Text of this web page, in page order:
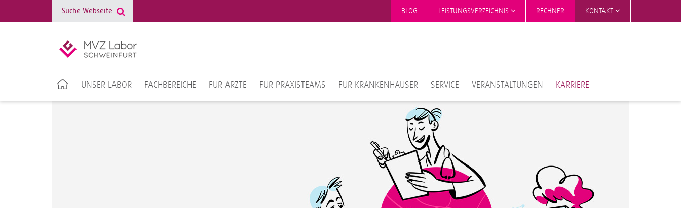
BLOG LEISTUNGSVERZEICHNIS RECHNER KONTAKT
UNSER LABOR FACHBEREICHE FÜR ÄRZTE FÜR PRAXISTEAMS FÜR KRANKENHÄUSER SERVICE VERANSTALTUNGEN KARRIERE